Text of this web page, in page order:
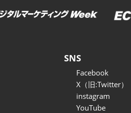
SNS
Facebook
X（旧:Twitter）
instagram
YouTube